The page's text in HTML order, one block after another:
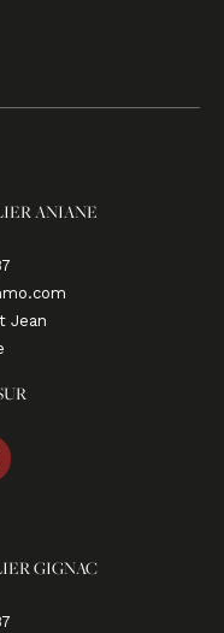
ANIANE
Jean
GIGNAC